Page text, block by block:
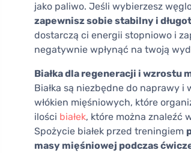
jako paliwo. Jeśli wybierzesz
zapewnisz sobie stabilny i
dostarczą ci energii stopniowo i
negatywnie wpłynąć na twoją
Białka dla regeneracji i wzrostu
Białka są niezbędne do naprawy
włókien mięśniowych, które
ilości białek, które można znaleźć
Spożycie białek przed treningiem
masy mięśniowej podczas